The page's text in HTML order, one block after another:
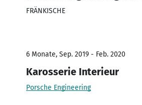
FRÄNKISCHE
6 Monate, Sep. 2019 - Feb. 2020
Karosserie Interieur
Porsche Engineering